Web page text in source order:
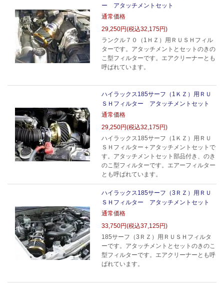
ー アタッチメントセット
通常価格
29,250円(税込32,175円)
ランクル７０（1ＨＺ）用ＲＵＳＨフィル
ターです。アタッチメントとセットのきの
こ型フィルターです。エアクリーナーとも
呼ばれています。
ハイラックス185サーフ（1ＫＺ）用ＲＵ
ＳＨフィルター アタッチメントセット
通常価格
29,250円(税込32,175円)
ハイラックス185サーフ（1ＫＺ）用ＲＵ
ＳＨフィルター＋アタッチメントセットで
す。アタッチメントセット部品付き、のき
のこ型フィルターです。エアーフィルター
とも呼ばれています。
ハイラックス185サーフ（3ＲＺ）用ＲＵ
ＳＨフィルター アタッチメントセット
通常価格
33,750円(税込37,125円)
185サーフ（3ＲＺ）用ＲＵＳＨフィルタ
ーです。アタッチメントとセットのきのこ
型フィルターです。エアクリーナーとも呼
ばれています。